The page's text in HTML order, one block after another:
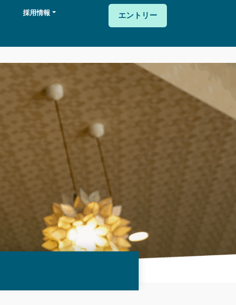
採用情報 エントリー